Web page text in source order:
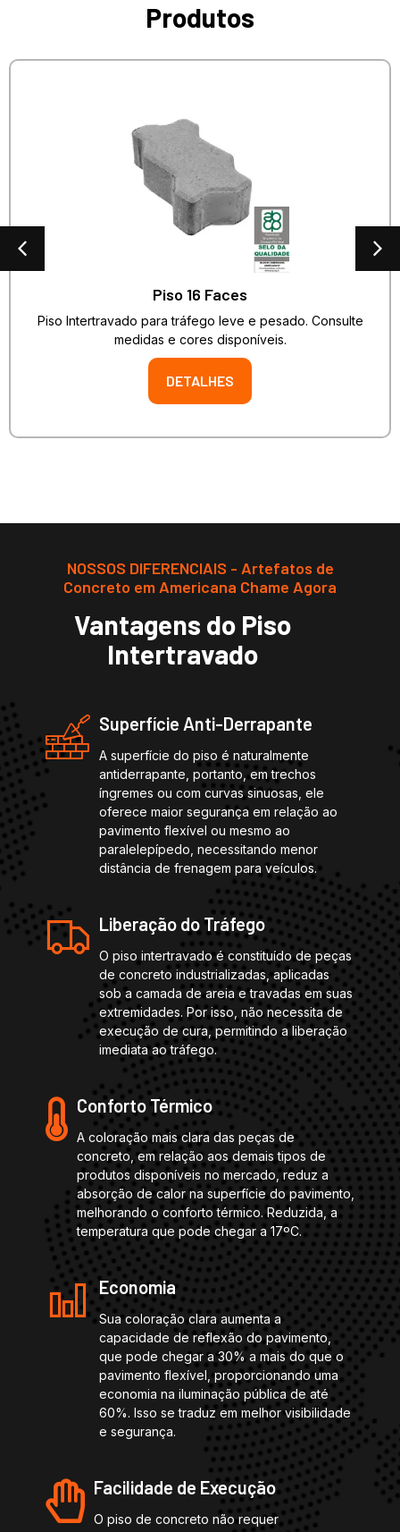
Produtos
Piso 16 Faces
Piso Intertravado para tráfego leve e pesado. Consulte
medidas e cores disponíveis.
DETALHES
NOSSOS DIFERENCIAIS - Artefatos de
Concreto em Americana Chame Agora
Vantagens do Piso
Intertravado
Superfície Anti-Derrapante
A superfície do piso é naturalmente
antiderrapante, portanto, em trechos
íngremes ou com curvas sinuosas, ele
oferece maior segurança em relação ao
pavimento flexível ou mesmo ao
paralelepípedo, necessitando menor
distância de frenagem para veículos.
Liberação do Tráfego
O piso intertravado é constituído de peças
de concreto industrializadas, aplicadas
sob a camada de areia e travadas em suas
extremidades. Por isso, não necessita de
execução de cura, permitindo a liberação
imediata ao tráfego.
Conforto Térmico
A coloração mais clara das peças de
concreto, em relação aos demais tipos de
produtos disponíveis no mercado, reduz a
absorção de calor na superfície do pavimento,
melhorando o conforto térmico. Reduzida, a
temperatura que pode chegar a 17ºC.
Economia
Sua coloração clara aumenta a
capacidade de reflexão do pavimento,
que pode chegar a 30% a mais do que o
pavimento flexível, proporcionando uma
economia na iluminação pública de até
60%. Isso se traduz em melhor visibilidade
e segurança.
Facilidade de Execução
O piso de concreto não requer